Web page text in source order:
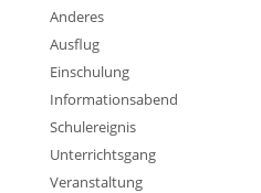
Anderes
Ausflug
Einschulung
Informationsabend
Schulereignis
Unterrichtsgang
Veranstaltung